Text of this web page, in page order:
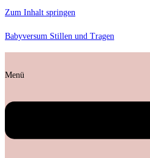
Zum Inhalt springen
Babyversum Stillen und Tragen
Menü